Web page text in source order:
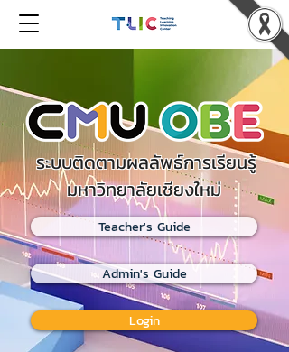
ระบบติดตามผลลัพธ์การเรียนรู้
มหาวิทยาลัยเชียงใหม่
Teacher's Guide
Admin's Guide
Login